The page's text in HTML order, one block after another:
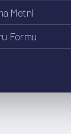
Metni
Formu